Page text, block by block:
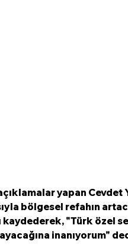
yapan Cevdet
bölgesel refahın
kaydederek, "Türk özel
inanıyorum"